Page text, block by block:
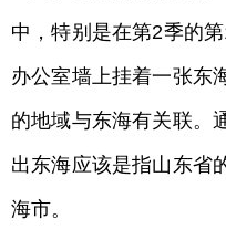
中，特别是在第2季的
办公室墙上挂着一张东
的地域与东海有关联。
出东海应该是指山东省
海市。